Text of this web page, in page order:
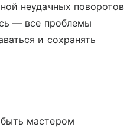
неудачных поворотов
— все проблемы
и сохранять
мастером